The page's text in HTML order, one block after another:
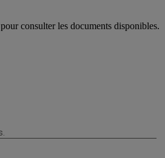
consulter les documents disponibles.